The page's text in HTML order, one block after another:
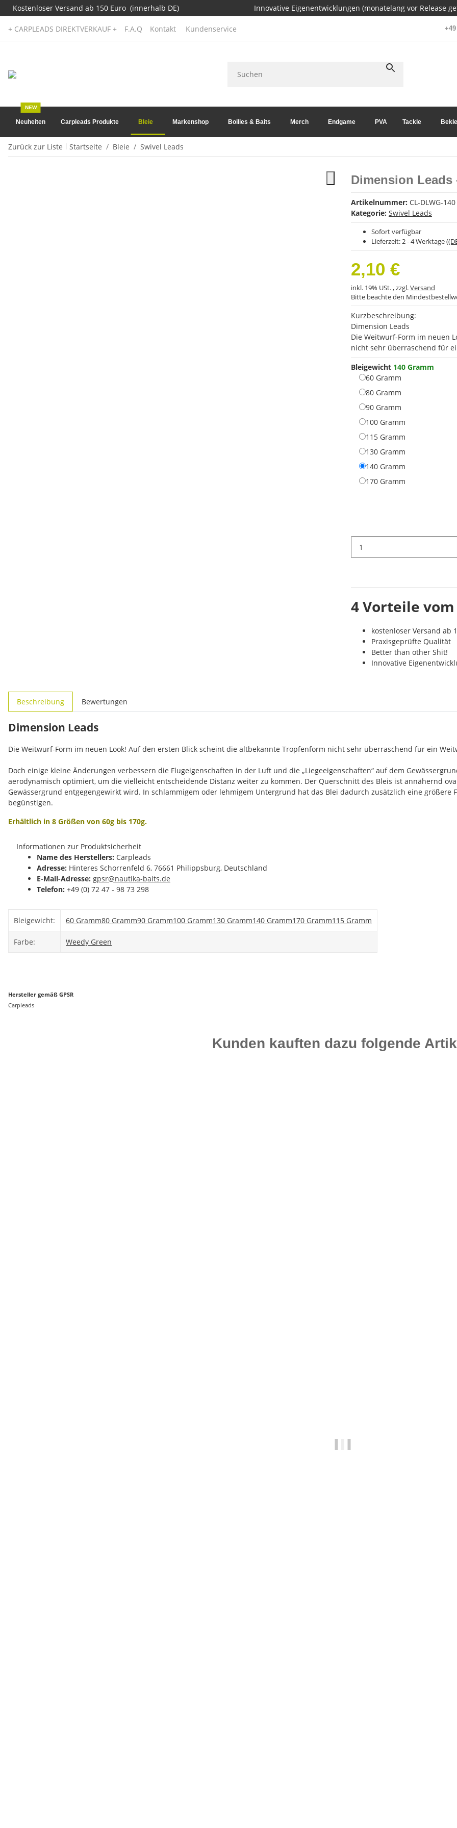
Kostenloser Versand ab 150 Euro (innerhalb DE) Innovative Eigenentwicklungen (monatelang vor Release
+ CARPLEADS DIREKTVERKAUF + F.A.Q Kontakt Kundenservice
Neuheiten
NEW
Carpleads Produkte Bleie Markenshop Boilies & Baits Merch Endgame PVA Tackle
Zurück zur Liste Startseite Bleie Swivel Leads
Dimension Leads
Artikelnummer: CL-DLWG-140
Kategorie: Swivel Leads
Sofort verfügbar
Lieferzeit: 2 - 4 Werktage
2,10 €
inkl. 19% USt. , zzgl.Versand
Bitte beachte den
Kurzbeschreibung:
Dimension Leads
Die Weitwurf-Form im neuen
nicht sehr überraschend für
Bleigewicht 140 Gramm
60 Gramm
80 Gramm
90 Gramm
100 Gramm
115 Gramm
130 Gramm
140 Gramm
170 Gramm
4 Vorteile
kostenloser Versand ab
Praxisgeprüfte Qualität
Better than other Shit!
Innovative
Beschreibung Bewertungen
Dimension Leads
Die Weitwurf-Form im neuen Look! Auf den ersten Blick scheint die altbekannte Tropfenform nicht sehr überraschend für ein
Doch einige kleine Änderungen verbessern die Flugeigenschaften in der Luft und die „Liegeeigenschaften“ auf dem
aerodynamisch optimiert, um die vielleicht entscheidende Distanz weiter zu kommen. Der Querschnitt des Bleis ist annähernd
Gewässergrund entgegengewirkt wird. In schlammigem oder lehmigem Untergrund hat das Blei dadurch zusätzlich eine größere
begünstigen.
Erhältlich in 8 Größen von 60g bis 170g.
Informationen zur Produktsicherheit
Name des Herstellers: Carpleads
Adresse: Hinteres Schorrenfeld 6, 76661 Philippsburg, Deutschland
E-Mail-Adresse: gpsr@nautika-baits.de
Telefon: +49 (0) 72 47 - 98 73 298
Bleigewicht: 60 Gramm80 Gramm90 Gramm100 Gramm130 Gramm140 Gramm170 Gramm115 Gramm
Farbe: Weedy Green
Hersteller gemäß GPSR
Carpleads
Kunden kauften dazu folgende